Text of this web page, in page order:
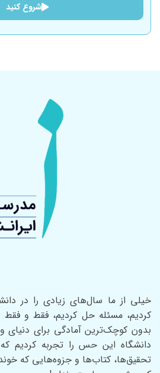
شروع کنید
خیلی از ما سال‌های زیادی را در
کردیم، مسئله حل کردیم، فقط و فقط
بدون کوچک‌ترین آمادگی برای دنیای
دانشگاه این حس را تجربه کردیم که
تحقیق‌ها، کتاب‌ها و جزوه‌هایی که